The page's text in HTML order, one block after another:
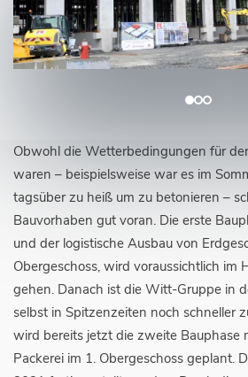
Obwohl die Wetterbedingungen für
waren – beispielsweise war es im
tagsüber zu heiß um zu betonieren –
Bauvorhaben gut voran. Die erste
und der logistische Ausbau von
Obergeschoss, wird voraussichtlich im
gehen. Danach ist die Witt-Gruppe in
selbst in Spitzenzeiten noch schneller
wird bereits jetzt die zweite Bauphase
Packerei im 1. Obergeschoss geplant.